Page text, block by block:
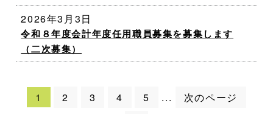
2026年3月3日
令和８年度会計年度任用職員募集を募集します
（二次募集）
1 2 3 4 5 ...
次のページ